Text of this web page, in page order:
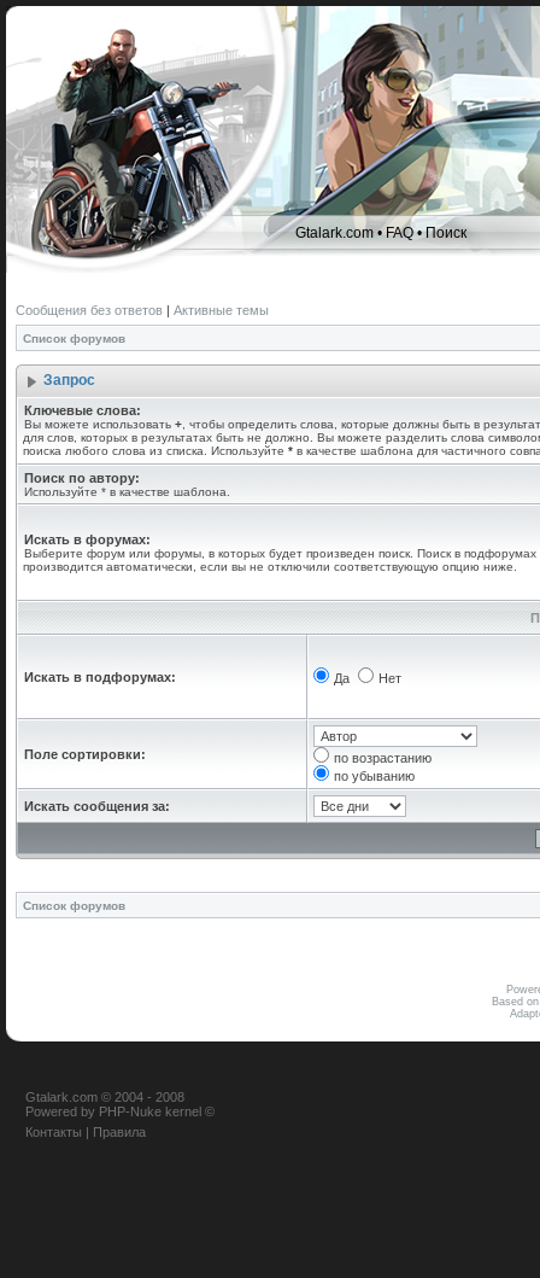
Gtalark.com •FAQ•Поиск
Сообщения без ответов | Активные темы
Список форумов
Запрос
Ключевые слова:
Вы можете использовать + , чтобы определить слова, которые должны быть в
для слов, которых в результатах быть не должно. Вы можете разделить слова
поиска любого слова из списка. Используйте * в качестве шаблона для частичного
Поиск по автору:
Используйте * в качестве шаблона.
Искать в форумах:
Выберите форум или форумы, в которых будет произведен поиск. Поиск в подфорумах
производится автоматически, если вы не отключили соответствующую опцию ниже.
Искать в подфорумах: Да Нет
Поле сортировки:
по возрастанию
по убыванию
Искать сообщения за:
Список форумов
Based
Gtalark.com © 2004 - 2008
Powered by PHP-Nuke kernel ©
Контакты | Правила